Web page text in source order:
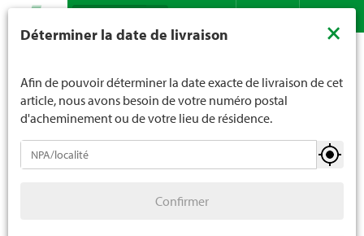
Recherche
Chaussures
Chaussures de trekking et de travail
Chaussures de sécurité
Déterminer la date de livraison ×
Afin de pouvoir déterminer la date exacte de livraison de cet
article, nous avons besoin de votre numéro postal
d'acheminement ou de votre lieu de résidence.
Confirmer
moins de 16 ans. La limite d'âge est de 18 ans pour les
nous indiquez votre âge de manière contraignante.